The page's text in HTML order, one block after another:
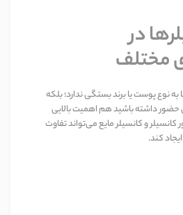
در
مختلف
نوع پوست یا برند بستگی ندارد؛ بلکه
حضور داشته باشید هم اهمیت بالایی
کانسیلر و کانسیلر مایع می‌تواند تفاوت
کند.